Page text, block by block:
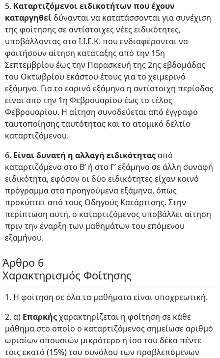
5. Καταρτιζόμενοι ειδικοτήτων που έχουν
καταργηθεί δύνανται να κατατάσσονται για συνέχιση
της φοίτησης σε αντίστοιχες νέες ειδικότητες,
υποβάλλοντας στο Ι.Ι.Ε.Κ. που ενδιαφέρονται να
φοιτήσουν αίτηση κατάταξης από την 15η
Σεπτεμβρίου έως την Παρασκευή της 2ης εβδομάδας
του Οκτωβρίου εκάστου έτους για το χειμερινό
εξάμηνο. Για το εαρινό εξάμηνο η αντίστοιχη περίοδος
είναι από την 1η Φεβρουαρίου έως το τέλος
Φεβρουαρίου. Η αίτηση συνοδεύεται από έγγραφο
ταυτοποίησης ταυτότητας και το ατομικό δελτίο
καταρτιζόμενου.
6. Είναι δυνατή η αλλαγή ειδικότηταςαπό
καταρτιζόμενο στο Β’ ή στο Γ’ εξάμηνο σε άλλη συναφή
ειδικότητα, εφόσον οι δύο ειδικότητες είχαν κοινό
πρόγραμμα στα προηγούμενα εξάμηνα, όπως
προκύπτει από τους Οδηγούς Κατάρτισης. Στην
περίπτωση αυτή, ο καταρτιζόμενος υποβάλλει αίτηση
πριν την έναρξη των μαθημάτων του επόμενου
εξαμήνου.
Άρθρο 6
Χαρακτηρισμός Φοίτησης
1. Η φοίτηση σε όλα τα μαθήματα είναι υποχρεωτική.
2. α) Επαρκήςχαρακτηρίζεται η φοίτηση σε κάθε
μάθημα στο οποίο ο καταρτιζόμενος σημείωσε αριθμό
ωριαίων απουσιών μικρότερο ή ίσο του δέκα πέντε
τοις εκατό (15%) του συνόλου των προβλεπόμενων